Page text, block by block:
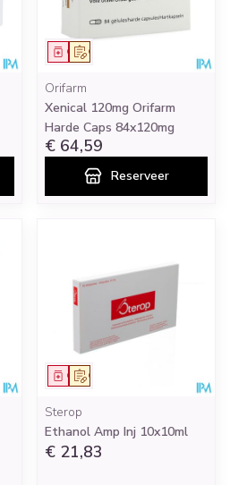
Op voorschrift
Geneesmiddel
Orifarm
Xenical 120mg Orifarm
Harde Caps 84x120mg
€ 64,59
Reserveer
Op voorschrift
Geneesmiddel
Sterop
Ethanol Amp Inj 10x10ml
€ 21,83